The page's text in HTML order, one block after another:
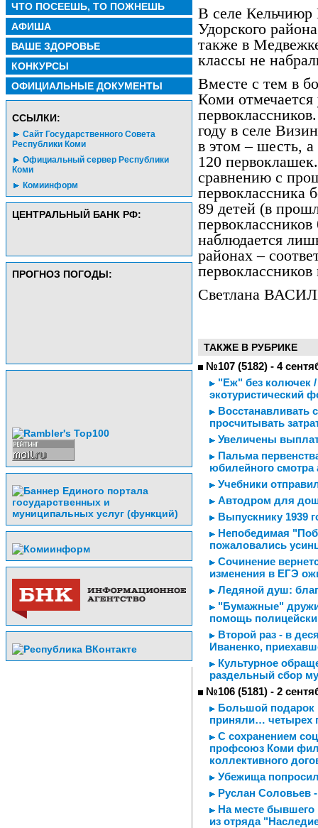
ЧТО ПОСЕЕШЬ, ТО ПОЖНЕШЬ
АФИША
ВАШЕ ЗДОРОВЬЕ
КОНКУРСЫ
ОФИЦИАЛЬНЫЕ ДОКУМЕНТЫ
CСЫЛКИ:
Сайт Государственного Совета
Республики Коми
Официальный сервер Республики
Коми
Комиинформ
ЦЕНТРАЛЬНЫЙ БАНК РФ:
ПРОГНОЗ ПОГОДЫ:
В селе Кельчиюр
Удорского
также в
классы не
Вместе с тем в
Коми отмечается
году в селе
в этом – шесть,
120
сравнению с
первоклассника
89 детей (в
наблюдается
районах –
Светлана
ТАКЖЕ В РУБРИКЕ
№107 (5182) - 4
"Еж" без колючек
экотуристический
просчитывать
Увеличены
Пальма
юбилейного смотра
Учебники
Автодром для
Выпускнику 1939
Непобедимая
пожаловались
Сочинение
изменения в ЕГЭ
Ледяной душ:
"Бумажные"
помощь
Второй раз - в
Иваненко,
Культурное
раздельный сбор
№106 (5181) - 2
Большой подарок
приняли… четырех
С сохранением
профсоюз Коми
коллективного
Убежища
Руслан Соловьев
На месте бывшего
из отряда